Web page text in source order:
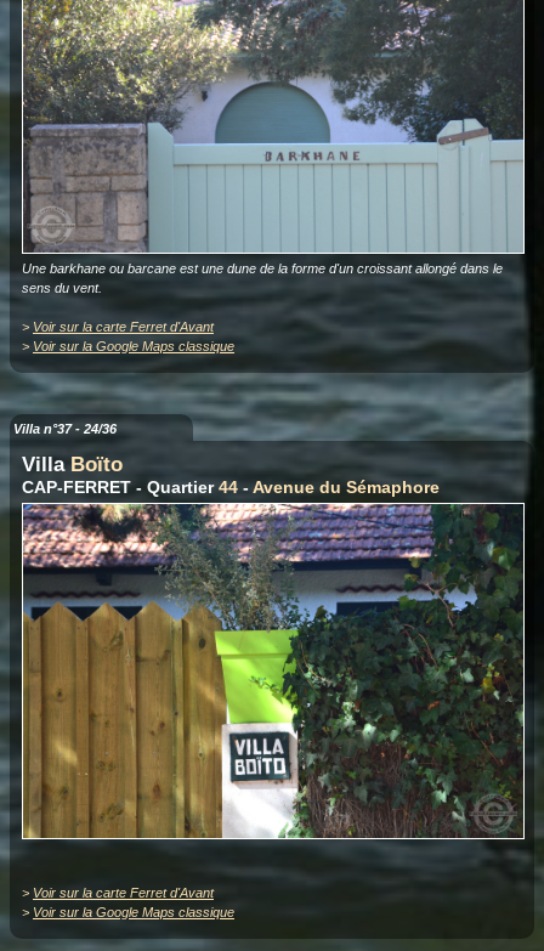
Une barkhane ou barcane est une dune de la forme d'un croissant allongé dans le
sens du vent.
> Voir sur la carte Ferret d'Avant
> Voir sur la Google Maps classique
Villa n°37 - 24/36
Villa Boïto
CAP-FERRET - Quartier44 -Avenue du Sémaphore
> Voir sur la carte Ferret d'Avant
> Voir sur la Google Maps classique